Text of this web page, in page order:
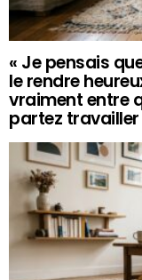
« Je pensais
le rendre
vraiment entre
partez travailler